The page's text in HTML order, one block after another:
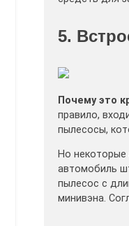
5.
Почему это
правило,
пылесосы,
Но некоторые
автомобиль
пылесос с
минивэна.